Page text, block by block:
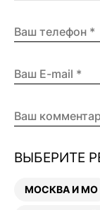
ВЫБЕРИТЕ
МОСКВА И МО